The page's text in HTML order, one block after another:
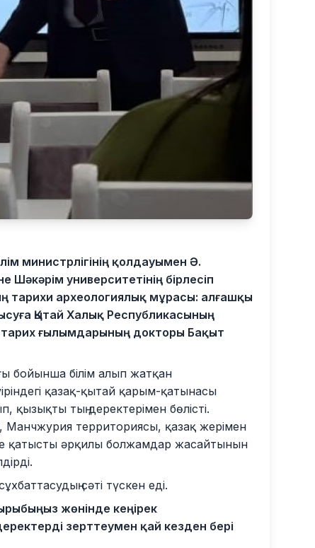
министрлігінің қолдауымен Ә.
университетінің бірлесіп
тарихи археологиялық мұрасы: алғашқы
Қытай Халық Республикасының
ғылымдарының докторы Бақыт
бойынша білім алып жатқан
қазақ-қытай қарым-қатынасы
қызықты тың деректерімен бөлісті.
территориясы, қазақ жерімен
қатысты әрқилы болжамдар жасайтынын
сәті түскен еді.
жөнінде кеңірек
зерттеумен қай кезден бері